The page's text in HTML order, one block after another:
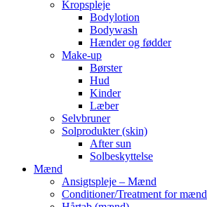
Kropspleje
Bodylotion
Bodywash
Hænder og fødder
Make-up
Børster
Hud
Kinder
Læber
Selvbruner
Solprodukter (skin)
After sun
Solbeskyttelse
Mænd
Ansigtspleje – Mænd
Conditioner/Treatment for mænd